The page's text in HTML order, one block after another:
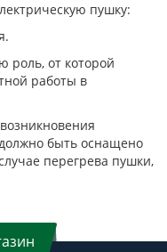
пушку:
роль, от которой
работы в
быть оснащено
перегрева пушки,